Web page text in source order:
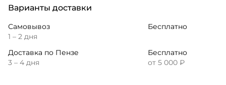
Варианты доставки
Самовывоз
1 – 2 дня
Бесплатно
Доставка по Пензе
3 – 4 дня
Бесплатно
от 5 000 ₽